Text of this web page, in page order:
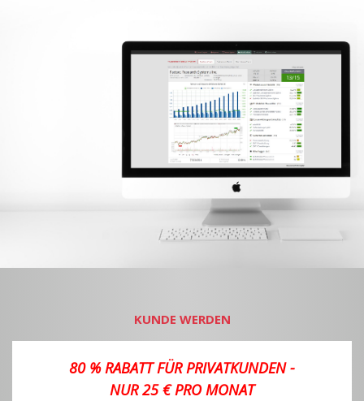
KUNDE WERDEN
80 % RABATT FÜR PRIVATKUNDEN -
NUR 25 € PRO MONAT